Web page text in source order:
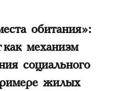
обитания»:
как механизм
социального
жилых